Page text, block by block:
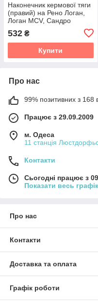
Наконечник кермової тяги
(правий) на Рено Логан,
Логан MCV, Сандро
Stepway/SASIC 4006157
532 ₴
Купити
Про нас
99% позитивних з 168
Працює з 29.09.2009
м. Одеса
11 станція
Контакти
Сьогодні працює з
Показати весь
Про нас
Контакти
Доставка та оплата
Графік роботи